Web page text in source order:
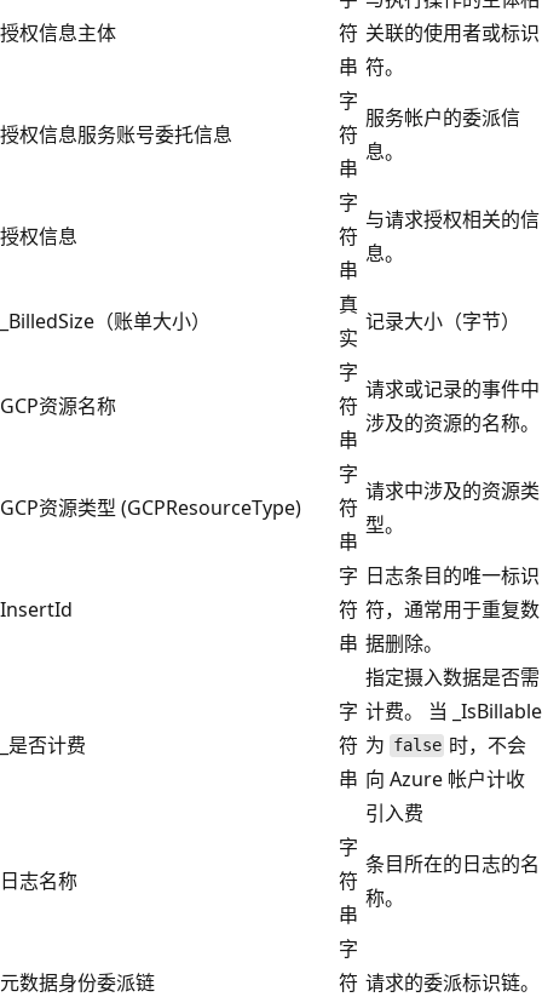
授权信息主体
符
串
关联的使用者或标识
符。
授权信息服务账号委托信息
字
符
串
服务帐户的委派信
息。
授权信息
字
符
串
与请求授权相关的信
息。
_BilledSize（账单大小）
真
实
记录大小（字节）
GCP资源名称
字
符
串
请求或记录的事件中
涉及的资源的名称。
GCP资源类型 (GCPResourceType)
字
符
串
请求中涉及的资源类
型。
InsertId
字
符
串
日志条目的唯一标识
符，通常用于重复数
据删除。
_是否计费
字
符
串
指定摄入数据是否需
计费。 当 _IsBillable
为 false 时，不会
向 Azure 帐户计收
引入费
日志名称
字
符
串
条目所在的日志的名
称。
元数据身份委派链
字
符 请求的委派标识链。